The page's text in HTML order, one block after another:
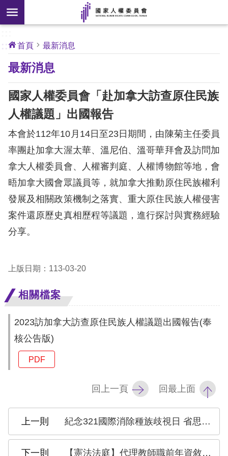
前往主要內容區塊
搜
尋
開
新
]
核
心
人
權
公
約
關
於
本
會
新
消
息
權
務
核
心
人
權
陳
情
申
:::
首頁 最新消息
最新消息
國家人權委員會「赴加拿大訪查原住民族
人權議題」出國報告
本會於112年10月14日至23日期間，由陳菊主任委員
率團赴加拿大渥太華、溫尼伯、溫哥華拜會及訪問加
拿大人權委員會、人權審判庭、人權博物館等地，會
晤加拿大國會眾議員等，就加拿大推動原住民族權利
發展及相關政策機制之落實、重大原住民族人權侵害
案件還原歷史真相歷程等議題，進行探討與實務經驗
分享。
上版日期：113-03-20
相關檔案
2023訪加拿大訪查原住民族人權議題出國報告(奉
核公告版)
PDF
回上一頁 回最上面
紀念321國際消除種族歧視日 省思與消除任何形式的歧視仇恨言論
【憲法法庭】代理教師職前年資敘薪釋憲案 人權會：現行法制難謂與國際人權公約相符